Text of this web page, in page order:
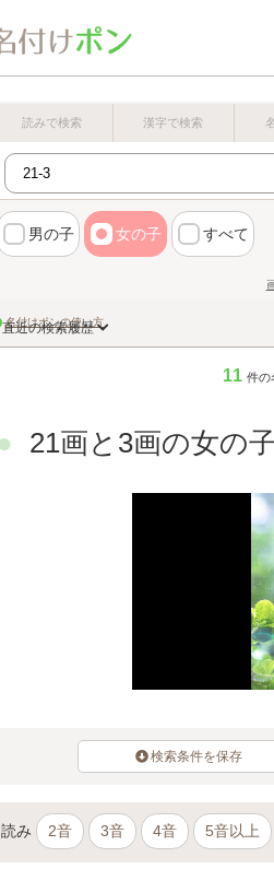
読みで検索 漢字で検索
男の子 女の子 すべて
名付けポンの使い方
直近の検索履歴
11 件の
21画と3画の女の
検索条件を保存
読み 2音 3音 4音 5音以上